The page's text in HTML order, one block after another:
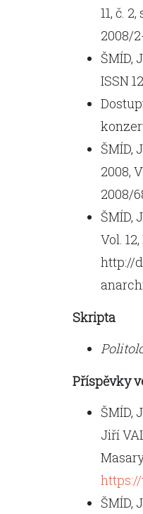
11, č.
2008/
ŠMÍD,
ISSN
ŠMÍD,
2008,
2008/
ŠMÍD,
Vol.
http://
Skripta
Příspěvky
ŠMÍD,
Jiří
ŠMÍD,